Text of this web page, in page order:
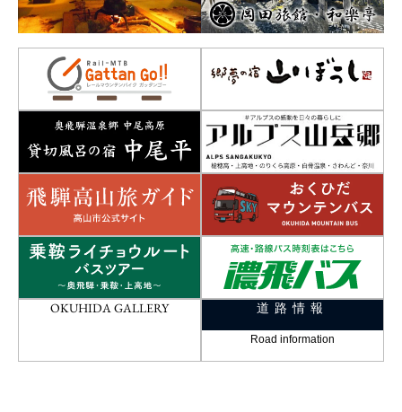
OKUHIDA GALLERY 道路情報
Road information